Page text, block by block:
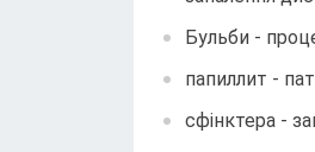
Бульби -
папиллит -
сфінктера -